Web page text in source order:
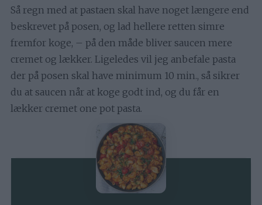
Så regn med at pastaen skal have noget længere end
beskrevet på posen, og lad hellere retten simre
fremfor koge, – på den måde bliver saucen mere
cremet og lækker. Ligeledes vil jeg anbefale pasta
der på posen skal have minimum 10 min., så sikrer
du at saucen når at koge godt ind, og du får en
lækker cremet one pot pasta.